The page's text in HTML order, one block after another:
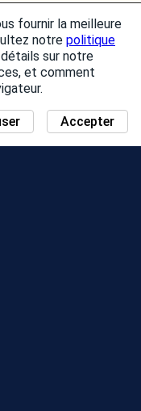
fournir la meilleure
notre politique
sur notre
et comment
Accepter